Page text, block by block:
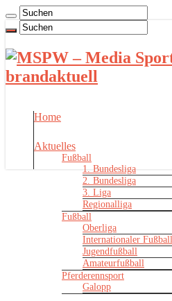
brandaktuell
Home
Aktuelles
Fußball
1. Bundesliga
2. Bundesliga
3. Liga
Regionalliga
Fußball
Oberliga
Internationaler Fußball
Jugendfußball
Amateurfußball
Pferderennsport
Galopp